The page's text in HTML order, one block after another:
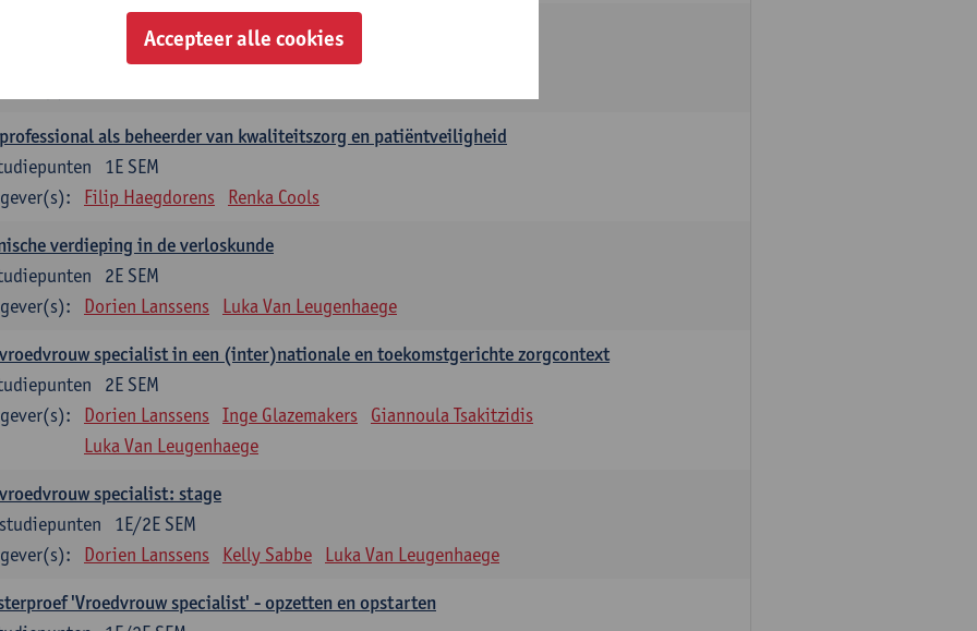
expert in het evidence based zorgproces
1E SEM
als beheerder van kwaliteitszorg en patiëntveiligheid
1E SEM
Filip Haegdorens Renka Cools
verdieping in de verloskunde
2E SEM
Dorien Lanssens Luka Van Leugenhaege
specialist in een (inter)nationale en toekomstgerichte zorgcontext
2E SEM
Dorien Lanssens Inge Glazemakers
Giannoula Tsakitzidis
Luka Van Leugenhaege
specialist: stage
1E/2E SEM
studiepunten
Dorien Lanssens Kelly Sabbe Luka Van Leugenhaege
'Vroedvrouw specialist' - opzetten en opstarten
Accepteer alle cookies